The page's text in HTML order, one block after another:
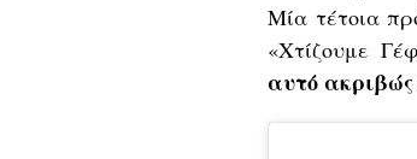
Μία τέτοια
«Χτίζουμε
αυτό